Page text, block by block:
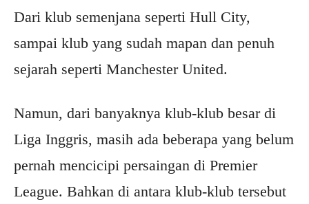
Dari klub semenjana seperti Hull City,
sampai klub yang sudah mapan dan penuh
sejarah seperti Manchester United.
Namun, dari banyaknya klub-klub besar di
Liga Inggris, masih ada beberapa yang belum
pernah mencicipi persaingan di Premier
League. Bahkan di antara klub-klub tersebut